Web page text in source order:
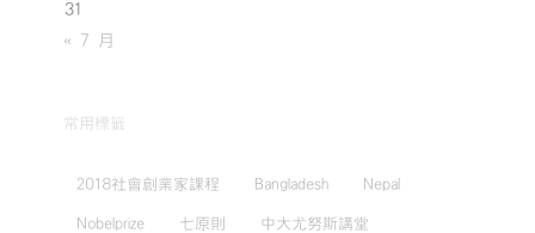
31
« 7 月
常用標籤
2018社會創業家課程 Bangladesh Nepal
Nobelprize 七原則 中大尤努斯講堂